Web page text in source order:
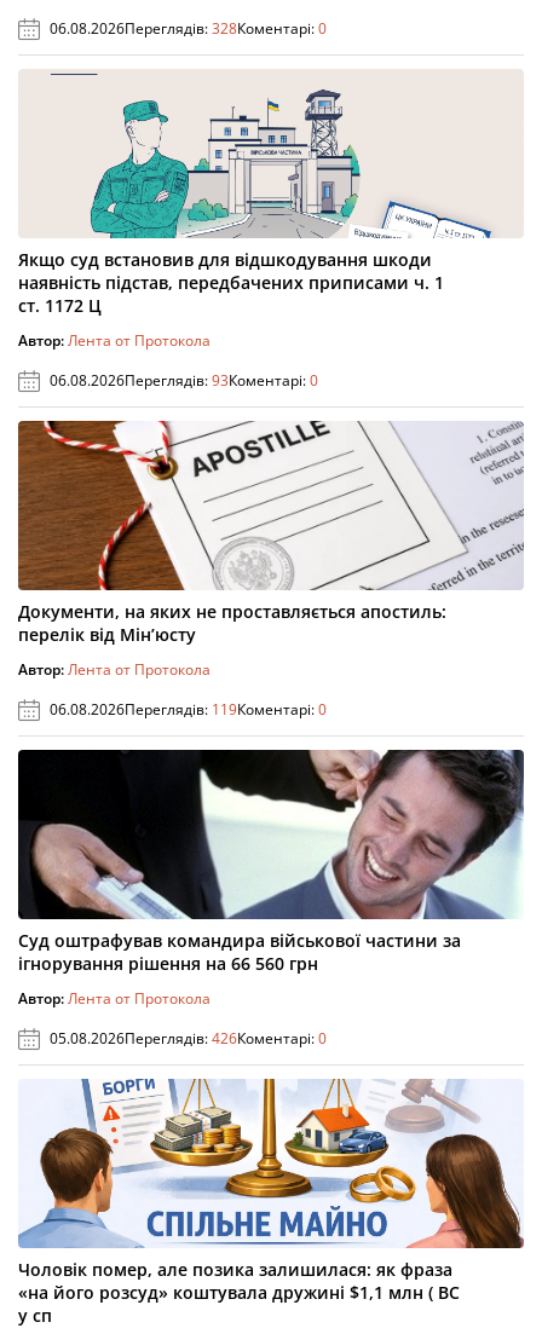
06.08.2026Переглядів:328Коментарі:0
Якщо суд встановив для відшкодування шкоди
наявність підстав, передбачених приписами ч. 1
ст. 1172 Ц
Автор:Лента от Протокола
06.08.2026Переглядів:93Коментарі:0
Документи, на яких не проставляється апостиль:
перелік від Мін’юсту
Автор:Лента от Протокола
06.08.2026Переглядів: 119Коментарі:0
Суд оштрафував командира військової частини за
ігнорування рішення на 66 560 грн
Автор:Лента от Протокола
05.08.2026Переглядів:426Коментарі:0
Чоловік помер, але позика залишилася: як фраза
«на його розсуд» коштувала дружині $1,1 млн ( ВС
у сп